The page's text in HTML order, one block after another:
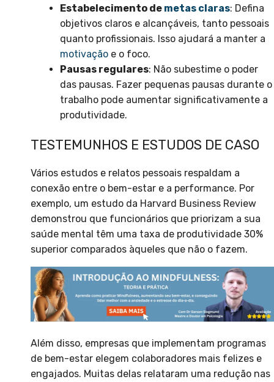
Estabelecimento de metas claras: Defina
objetivos claros e alcançáveis, tanto pessoais
quanto profissionais. Isso ajudará a manter a
motivação e o foco.
Pausas regulares: Não subestime o poder
das pausas. Fazer pequenas pausas durante o
trabalho pode aumentar significativamente a
produtividade.
TESTEMUNHOS E ESTUDOS DE CASO
Vários estudos e relatos pessoais respaldam a
conexão entre o bem-estar e a performance. Por
exemplo, um estudo da Harvard Business Review
demonstrou que funcionários que priorizam a sua
saúde mental têm uma taxa de produtividade 30%
superior comparados àqueles que não o fazem.
Além disso, empresas que implementam programas
de bem-estar elegem colaboradores mais felizes e
engajados. Muitas delas relataram uma redução nas